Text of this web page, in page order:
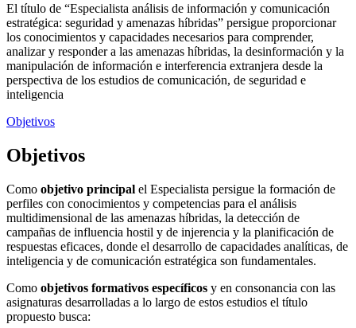
El título de “Especialista análisis de información y comunicación
estratégica: seguridad y amenazas híbridas” persigue proporcionar
los conocimientos y capacidades necesarios para comprender,
analizar y responder a las amenazas híbridas, la desinformación y la
manipulación de información e interferencia extranjera desde la
perspectiva de los estudios de comunicación, de seguridad e
inteligencia
Objetivos
Objetivos
Como objetivo principal el Especialista persigue la formación de
perfiles con conocimientos y competencias para el análisis
multidimensional de las amenazas híbridas, la detección de
campañas de influencia hostil y de injerencia y la planificación de
respuestas eficaces, donde el desarrollo de capacidades analíticas, de
inteligencia y de comunicación estratégica son fundamentales.
Como objetivos formativos específicos y en consonancia con las
asignaturas desarrolladas a lo largo de estos estudios el título
propuesto busca: